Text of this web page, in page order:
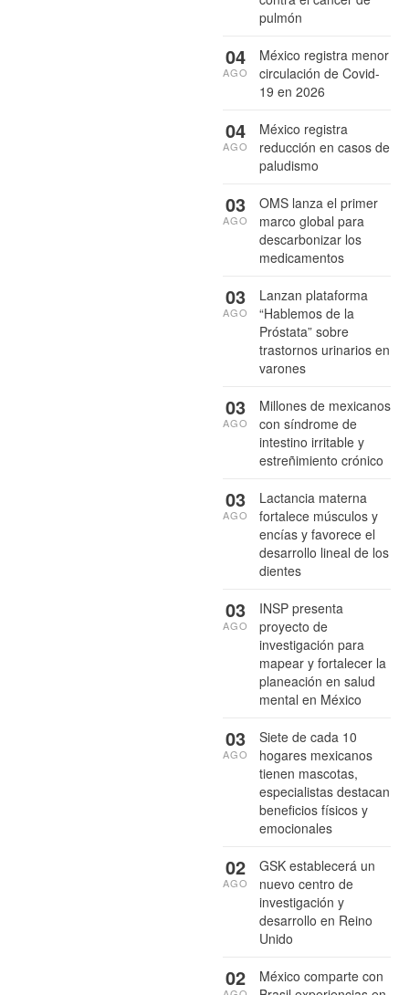
pulmón
México registra menor
circulación de Covid-
19 en 2026
04
AGO
México registra
reducción en casos de
paludismo
04
AGO
OMS lanza el primer
marco global para
descarbonizar los
medicamentos
03
AGO
Lanzan plataforma
“Hablemos de la
Próstata” sobre
trastornos urinarios en
varones
03
AGO
Millones de mexicanos
con síndrome de
intestino irritable y
estreñimiento crónico
03
AGO
Lactancia materna
fortalece músculos y
encías y favorece el
desarrollo lineal de los
dientes
03
AGO
INSP presenta
proyecto de
investigación para
mapear y fortalecer la
planeación en salud
mental en México
03
AGO
Siete de cada 10
hogares mexicanos
tienen mascotas,
especialistas destacan
beneficios físicos y
emocionales
03
AGO
GSK establecerá un
nuevo centro de
investigación y
desarrollo en Reino
Unido
02
AGO
México comparte con
02